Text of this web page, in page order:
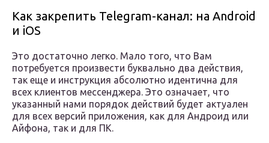
Как закрепить Telegram-канал: на Android
и iOS
Это достаточно легко. Мало того, что Вам
потребуется произвести буквально два действия,
так еще и инструкция абсолютно идентична для
всех клиентов мессенджера. Это означает, что
указанный нами порядок действий будет актуален
для всех версий приложения, как для Андроид или
Айфона, так и для ПК.